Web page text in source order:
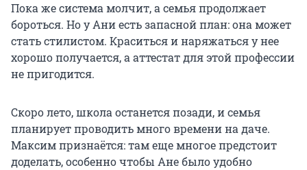
Пока же система молчит, а семья продолжает
бороться. Но у Ани есть запасной план: она может
стать стилистом. Краситься и наряжаться у нее
хорошо получается, а аттестат для этой профессии
не пригодится.
Скоро лето, школа останется позади, и семья
планирует проводить много времени на даче.
Максим признаётся: там еще многое предстоит
доделать, особенно чтобы Ане было удобно